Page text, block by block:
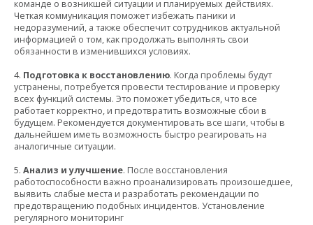
команде о возникшей ситуации и планируемых действиях.
Четкая коммуникация поможет избежать паники и
недоразумений, а также обеспечит сотрудников актуальной
информацией о том, как продолжать выполнять свои
обязанности в изменившихся условиях.
4. Подготовка к восстановлению. Когда проблемы будут
устранены, потребуется провести тестирование и проверку
всех функций системы. Это поможет убедиться, что все
работает корректно, и предотвратить возможные сбои в
будущем. Рекомендуется документировать все шаги, чтобы в
дальнейшем иметь возможность быстро реагировать на
аналогичные ситуации.
5. Анализ и улучшение. После восстановления
работоспособности важно проанализировать произошедшее,
выявить слабые места и разработать рекомендации по
предотвращению подобных инцидентов. Установление
регулярного мониторинг